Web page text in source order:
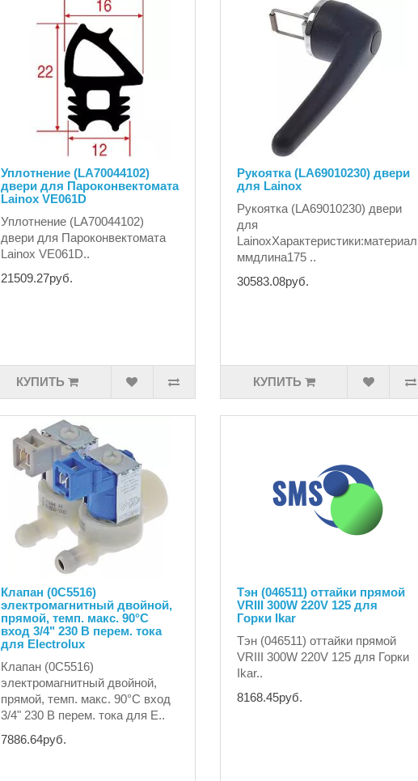
Уплотнение (LA70044102)
двери для Пароконвектомата
Lainox VE061D
Уплотнение (LA70044102)
двери для Пароконвектомата
Lainox VE061D..
21509.27руб.
КУПИТЬ
Рукоятка (LA69010230) двери
для Lainox
Рукоятка (LA69010230) двери
для
ммдлина175 ..
30583.08руб.
КУПИТЬ
Клапан (0C5516)
электромагнитный двойной,
прямой, темп. макс. 90°C
вход 3/4" 230 В перем. тока
для Electrolux
Клапан (0C5516)
электромагнитный двойной,
прямой, темп. макс. 90°C вход
3/4" 230 В перем. тока для E..
7886.64руб.
Тэн (046511) оттайки прямой
VRIII 300W 220V 125 для
Горки Ikar
Тэн (046511) оттайки прямой
VRIII 300W 220V 125 для Горки
Ikar..
8168.45руб.